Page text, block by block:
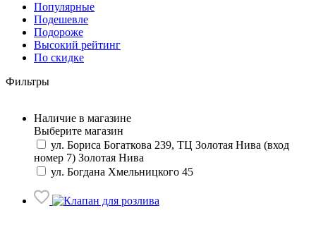
Популярные
Подешевле
Подороже
Высокий рейтинг
По скидке
Фильтры
Наличие в магазине
Выберите магазин
ул. Бориса Богаткова 239, ТЦ Золотая Нива (вход
номер 7) Золотая Нива
ул. Богдана Хмельницкого 45